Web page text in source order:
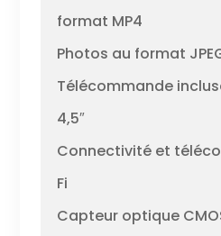
format MP4
Photos au format
Télécommande
4,5″
Connectivité et
Fi
Capteur optique